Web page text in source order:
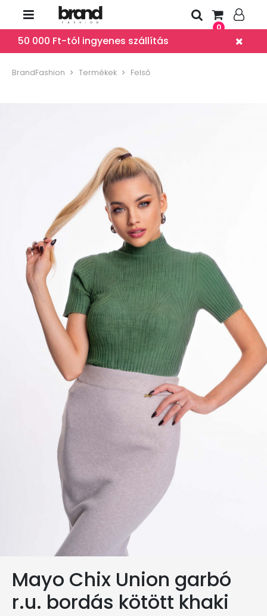
0
50 000 Ft-tól ingyenes szállítás
BrandFashion Termékek Felső
Mayo Chix Union garbó
r.u. bordás kötött khaki